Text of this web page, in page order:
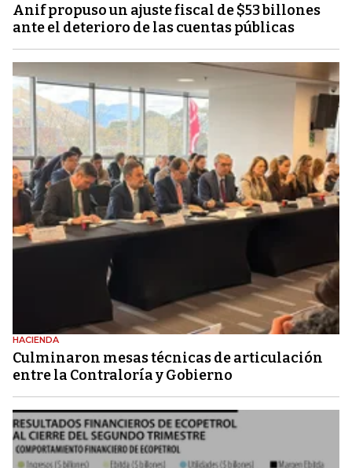
Anif propuso un ajuste fiscal de $53 billones
ante el deterioro de las cuentas públicas
HACIENDA
Culminaron mesas técnicas de articulación
entre la Contraloría y Gobierno